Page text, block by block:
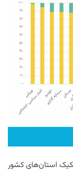
استان‌های کشور